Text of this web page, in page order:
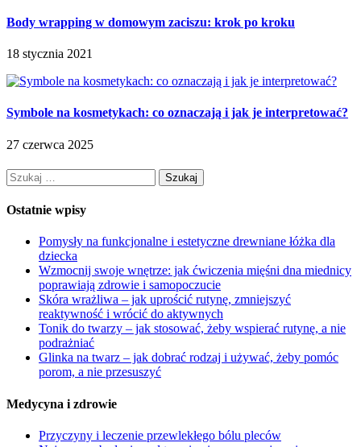
Body wrapping w domowym zaciszu: krok po kroku
18 stycznia 2021
Symbole na kosmetykach: co oznaczają i jak je interpretować?
27 czerwca 2025
Szukaj:
Ostatnie wpisy
Pomysły na funkcjonalne i estetyczne drewniane łóżka dla
dziecka
Wzmocnij swoje wnętrze: jak ćwiczenia mięśni dna miednicy
poprawiają zdrowie i samopoczucie
Skóra wrażliwa – jak uprościć rutynę, zmniejszyć
reaktywność i wrócić do aktywnych
Tonik do twarzy – jak stosować, żeby wspierać rutynę, a nie
podrażniać
Glinka na twarz – jak dobrać rodzaj i używać, żeby pomóc
porom, a nie przesuszyć
Medycyna i zdrowie
Przyczyny i leczenie przewlekłego bólu pleców